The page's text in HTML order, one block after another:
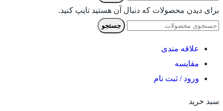
برای دیدن محصولات که دنبال آن هستید تایپ کنید.
جستجو
علاقه مندی
مقایسه
ورود / ثبت نام
سبد خرید